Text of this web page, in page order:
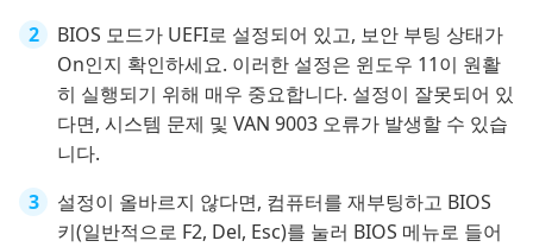
BIOS 모드가 UEFI로 설정되어 있고, 보안 부팅 상태가
On인지 확인하세요. 이러한 설정은 윈도우 11이 원활
히 실행되기 위해 매우 중요합니다. 설정이 잘못되어 있
다면, 시스템 문제 및 VAN 9003 오류가 발생할 수 있습
니다.
설정이 올바르지 않다면, 컴퓨터를 재부팅하고 BIOS
키(일반적으로 F2, Del, Esc)를 눌러 BIOS 메뉴로 들어